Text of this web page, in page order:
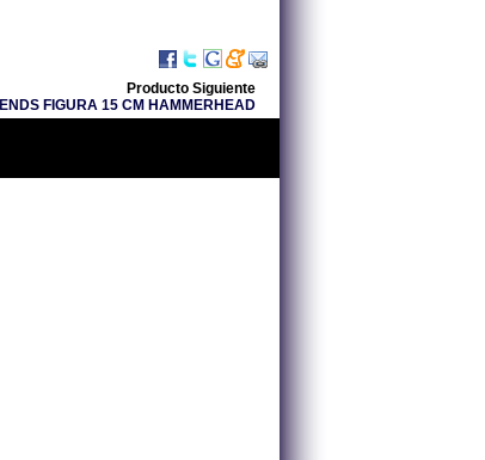
Producto Siguiente
FIGURA 15 CM HAMMERHEAD